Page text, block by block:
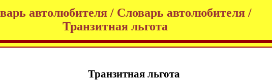
автолюбителя / Словарь автолюбителя /
Транзитная льгота
Транзитная льгота